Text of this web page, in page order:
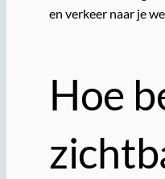
en verkeer naar je
Hoe